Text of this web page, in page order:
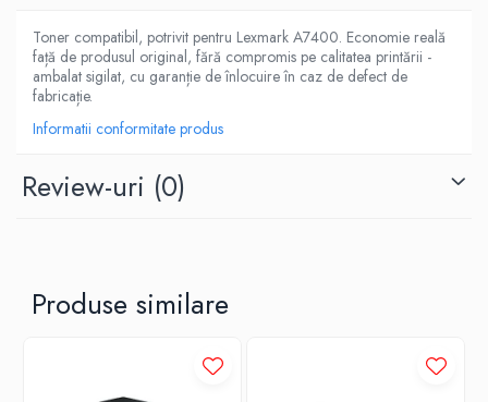
Toner compatibil, potrivit pentru Lexmark A7400. Economie reală
față de produsul original, fără compromis pe calitatea printării -
ambalat sigilat, cu garanție de înlocuire în caz de defect de
fabricație.
Informatii conformitate produs
Review-uri (0)
Produse similare